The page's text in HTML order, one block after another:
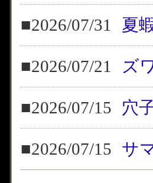
■2026/07/31 夏
■2026/07/21 ズ
■2026/07/15 穴
■2026/07/15 サ